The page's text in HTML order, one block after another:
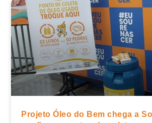
Projeto Óleo do Bem chega a